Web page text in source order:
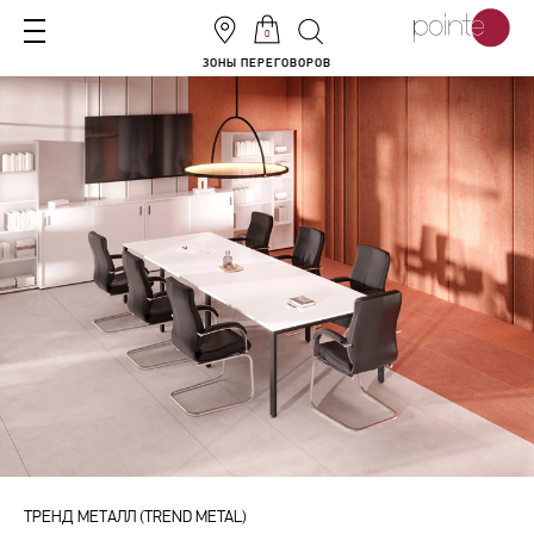
0
ЗОНЫ ПЕРЕГОВОРОВ
ТРЕНД МЕТАЛЛ (TREND METAL)